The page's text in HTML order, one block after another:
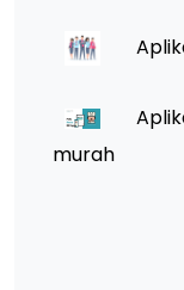
murah